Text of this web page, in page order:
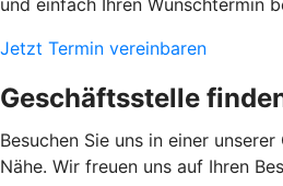
Jetzt Termin vereinbaren
Geschäftsstelle
Besuchen Sie uns in einer
Nähe. Wir freuen uns auf Ihren